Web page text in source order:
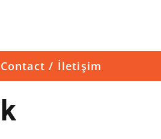
Contact / İletişim